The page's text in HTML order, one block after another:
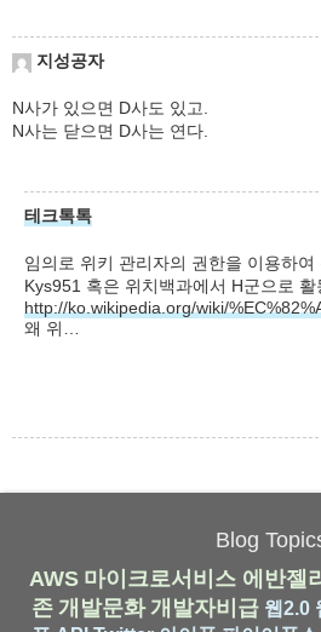
지성공자
N사가 있으면 D사도 있고.
N사는 닫으면 D사는 연다.
테크톡톡
임의로 위키 관리자의 권한을 이용하
Kys951 혹은 위치백과에서 H군으로
http://ko.wikipedia.org/wiki/
왜 위…
Blog
AWS 마이크로서비스 에반젤
존 개발문화 개발자비급 웹2.0